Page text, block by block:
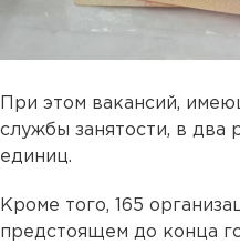
При этом вакансий,
службы занятости, в два
единиц.
Кроме того, 165
предстоящем до конца